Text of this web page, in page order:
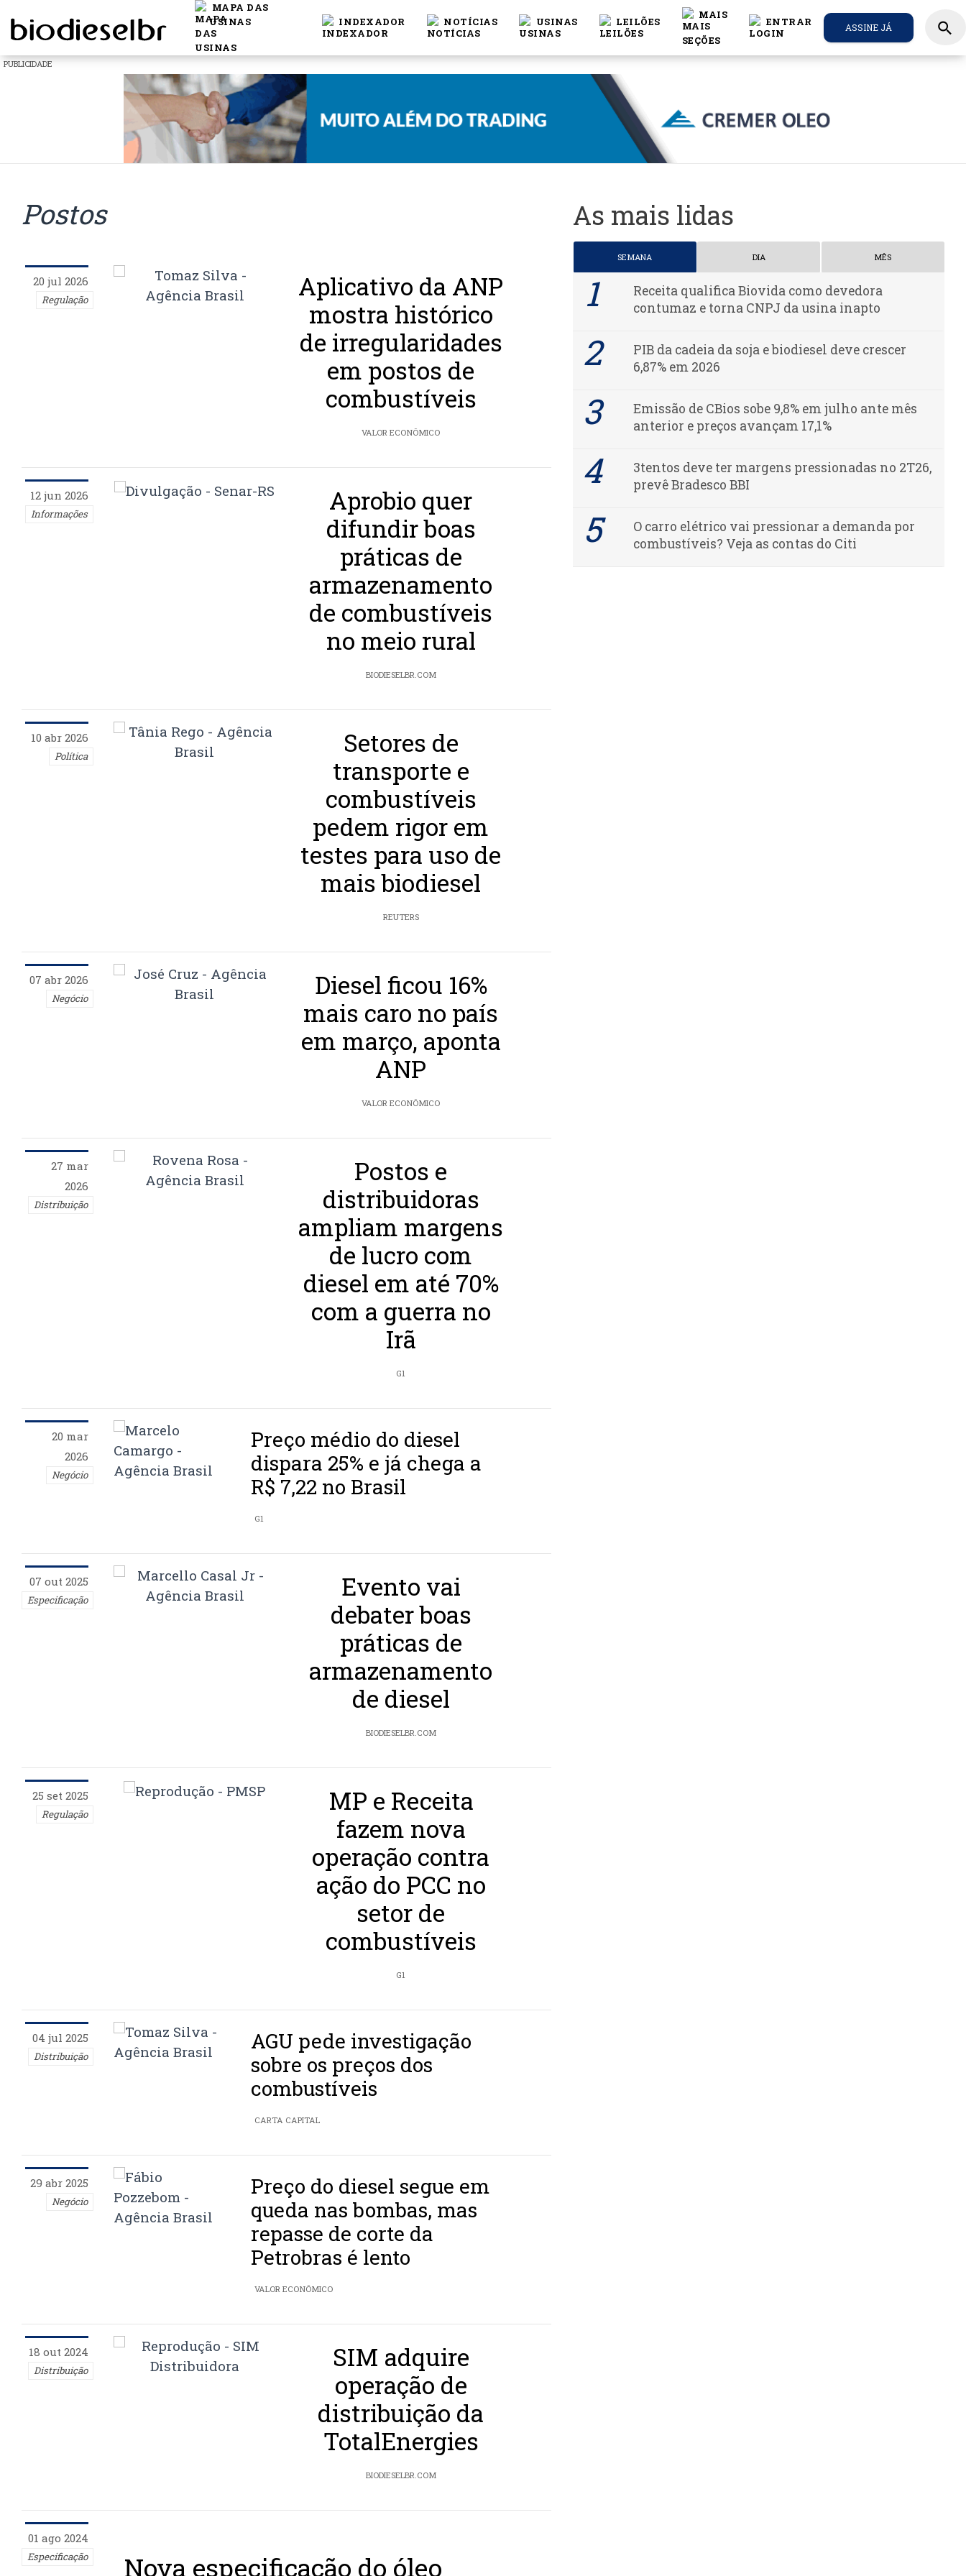
MAPA DAS
USINAS
INDEXADOR NOTÍCIAS USINAS LEILÕES
MAIS
ENTRAR ASSINE JÁ search
PUBLICIDADE
Postos
20 jul 2026
Regulação
Aplicativo da ANP
mostra histórico
de irregularidades
em postos de
combustíveis
VALOR ECONÔMICO
12 jun 2026
Informações
Aprobio quer
difundir boas
práticas de
armazenamento
de combustíveis
no meio rural
BIODIESELBR.COM
10 abr 2026
Política
Setores de
transporte e
combustíveis
pedem rigor em
testes para uso de
mais biodiesel
REUTERS
07 abr 2026
Negócio
Diesel ficou 16%
mais caro no país
em março, aponta
ANP
VALOR ECONÔMICO
27 mar
2026
Distribuição
Postos e
distribuidoras
ampliam margens
de lucro com
diesel em até 70%
com a guerra no
Irã
G1
20 mar
2026
Negócio
Preço médio do diesel
dispara 25% e já chega a
R$ 7,22 no Brasil
G1
07 out 2025
Especificação
Evento vai
debater boas
práticas de
armazenamento
de diesel
BIODIESELBR.COM
25 set 2025
Regulação
MP e Receita
fazem nova
operação contra
ação do PCC no
setor de
combustíveis
G1
04 jul 2025
Distribuição
AGU pede investigação
sobre os preços dos
combustíveis
CARTA CAPITAL
29 abr 2025
Negócio
Preço do diesel segue em
queda nas bombas, mas
repasse de corte da
Petrobras é lento
VALOR ECONÔMICO
18 out 2024
Distribuição
SIM adquire
operação de
distribuição da
TotalEnergies
BIODIESELBR.COM
01 ago 2024
Especificação Nova especificação do óleo
As mais lidas
SEMANA DIA MÊS
Receita qualifica Biovida como devedora
contumaz e torna CNPJ da usina inapto
PIB da cadeia da soja e biodiesel deve crescer
6,87% em 2026
Emissão de CBios sobe 9,8% em julho ante mês
anterior e preços avançam 17,1%
3tentos deve ter margens pressionadas no 2T26,
prevê Bradesco BBI
O carro elétrico vai pressionar a demanda por
combustíveis? Veja as contas do Citi